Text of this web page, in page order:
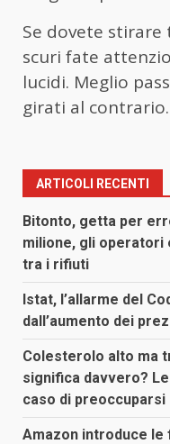
Se dovete
scuri fate
lucidi. Meglio
girati al contrario.
ARTICOLI RECENTI
Bitonto, getta per
milione, gli
tra i rifiuti
Istat, l’allarme del
dall’aumento dei
Colesterolo alto ma
significa davvero?
caso di preoccuparsi
Amazon introduce